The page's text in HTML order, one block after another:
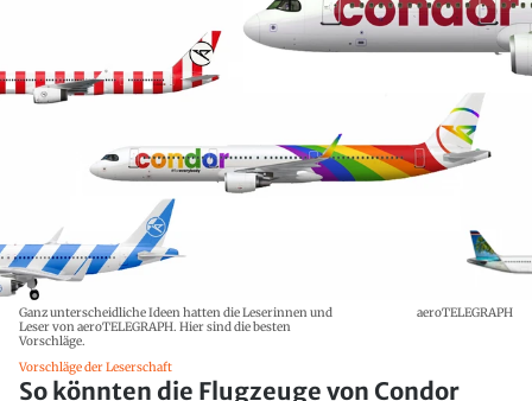
Ganz unterscheidliche Ideen hatten die Leserinnen und
Leser von aeroTELEGRAPH. Hier sind die besten
Vorschläge.
aeroTELEGRAPH
Vorschläge der Leserschaft
So könnten die Flugzeuge von Condor